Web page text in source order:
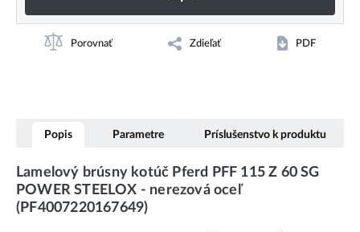
Porovnať Zdieľať PDF
Popis Parametre Príslušenstvo k produktu
Lamelový brúsny kotúč Pferd PFF 115 Z 60 SG
POWER STEELOX - nerezová oceľ
(PF4007220167649)